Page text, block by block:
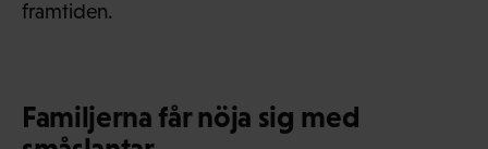
framtiden.
Familjerna får nöja sig med